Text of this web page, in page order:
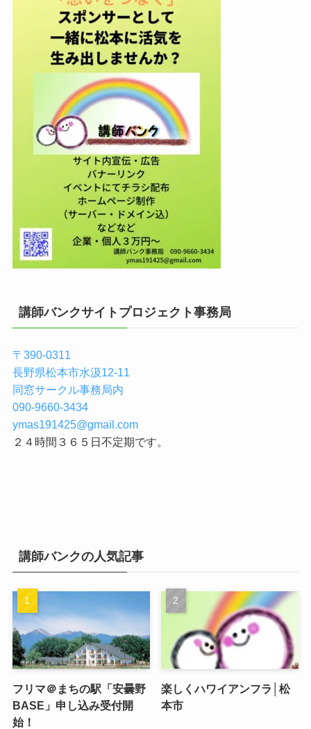
講師バンクサイトプロジェクト事務局
〒390-0311
長野県松本市水汲12-11
同窓サークル事務局内
090-9660-3434
ymas191425@gmail.com
２４時間３６５日不定期です。
講師バンクの人気記事
フリマ＠まちの駅「安曇野
BASE」申し込み受付開
始！
楽しくハワイアンフラ│松
本市